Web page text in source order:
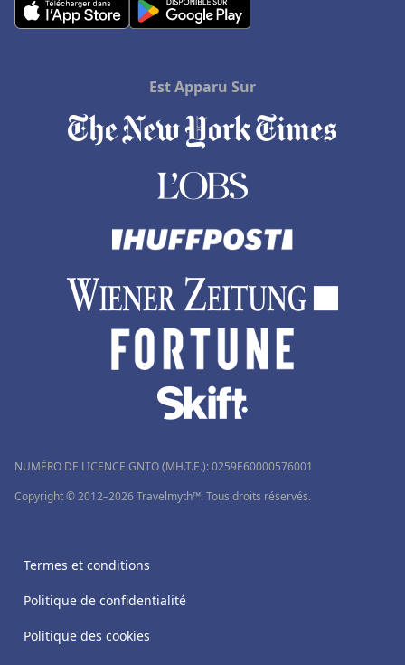
Est Apparu Sur
NUMÉRO DE LICENCE GNTO (MH.T.E.): 0259Ε60000576001
Copyright © 2012–2026 Travelmyth™. Tous droits réservés.
Termes et conditions
Politique de confidentialité
Politique des cookies